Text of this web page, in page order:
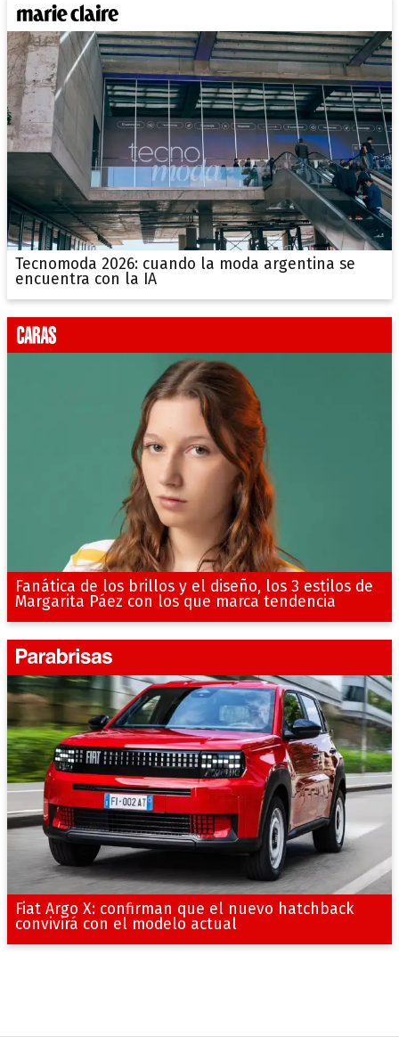
Tecnomoda 2026: cuando la moda argentina se
encuentra con la IA
Fanática de los brillos y el diseño, los 3 estilos de
Margarita Páez con los que marca tendencia
Fiat Argo X: confirman que el nuevo hatchback
convivirá con el modelo actual